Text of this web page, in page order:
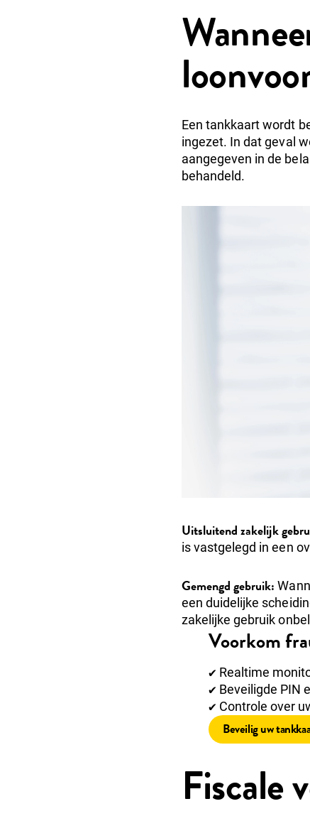
Een tankkaart wordt
ingezet. In dat geval
aangegeven in de
behandeld.
Uitsluitend zakelijk
is vastgelegd in een
Gemengd gebruik:
een duidelijke
zakelijke gebruik
Voorkom
✔ Realtime
✔ Beveiligde PIN
✔ Controle over
Beveilig uw
Fiscale